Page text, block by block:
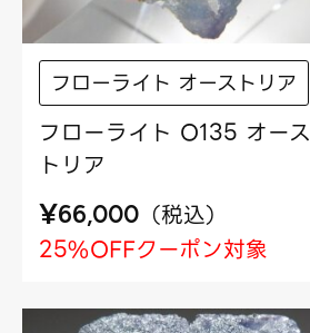
フローライト オーストリア
フローライト O135 オース
トリア
¥66,000 （税込）
25%OFFクーポン対象